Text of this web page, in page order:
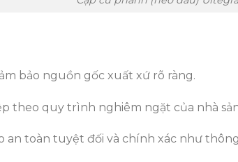
bảo nguồn gốc xuất xứ rõ ràng.
theo quy trình nghiêm ngặt của nhà
an toàn tuyệt đối và chính xác như